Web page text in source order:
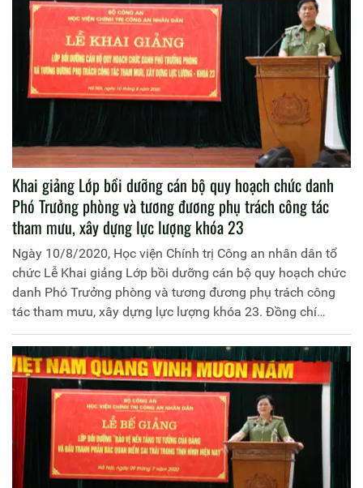
Cục Đào tạo; đại diện lãnh đạo các đơn vị chức năng thuộc
Học viện, Cục Đào tạo cùng 110 đồng chí học viên lớp học.
Khai giảng Lớp bồi dưỡng cán bộ quy hoạch chức danh
Phó Trưởng phòng và tương đương phụ trách công tác
tham mưu, xây dựng lực lượng khóa 23
Ngày 10/8/2020, Học viện Chính trị Công an nhân dân tổ
chức Lễ Khai giảng Lớp bồi dưỡng cán bộ quy hoạch chức
danh Phó Trưởng phòng và tương đương phụ trách công
tác tham mưu, xây dựng lực lượng khóa 23. Đồng chí
Trung tướng, PGS.TS Trần Vi Dân, Giám đốc Học viện
Chính trị Công an nhân dân chủ trì buổi Lễ